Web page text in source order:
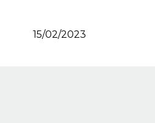
15/02/2023